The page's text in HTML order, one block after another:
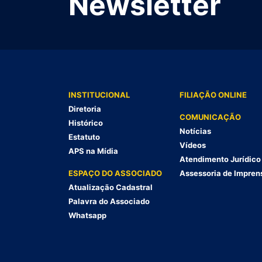
INSTITUCIONAL
Diretoria
Histórico
Estatuto
APS na Mídia
ESPAÇO DO ASSOCIADO
Atualização Cadastral
Palavra do Associado
Whatsapp
FILIAÇÃO ONLINE
COMUNICAÇÃO
Notícias
Vídeos
Atendimento Jurídico
Assessoria de